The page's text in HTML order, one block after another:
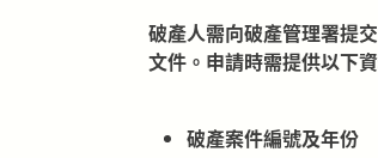
破產人需向破產管理署提
文件。申請時需提供以下資
破產案件編號及年份